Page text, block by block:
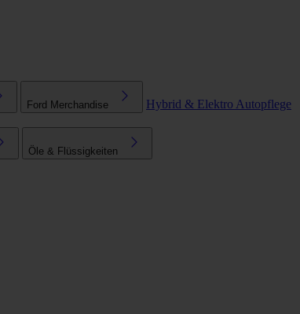
Ford Merchandise Hybrid & Elektro Autopflege
Öle & Flüssigkeiten